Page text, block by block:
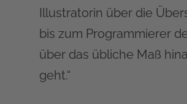
Illustratorin über die
bis zum Programmierer
über das übliche Maß
geht.“